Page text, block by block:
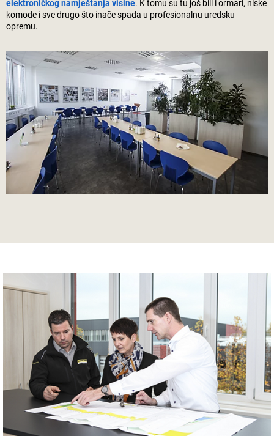
elektroničkog namještanja visine. K tomu su tu još bili i ormari, niske
komode i sve drugo što inače spada u profesionalnu uredsku
opremu.